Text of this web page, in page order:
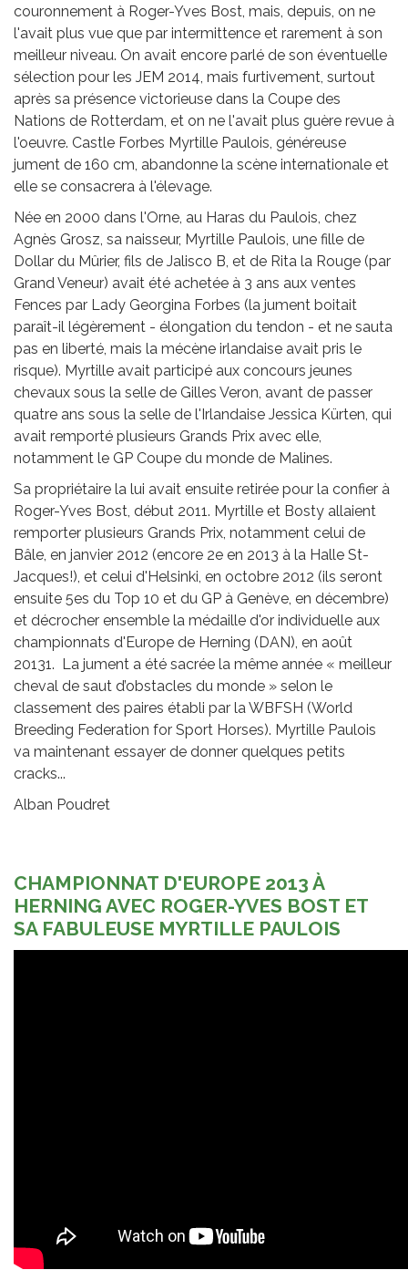
couronnement à Roger-Yves Bost, mais, depuis, on ne
l'avait plus vue que par intermittence et rarement à son
meilleur niveau. On avait encore parlé de son éventuelle
sélection pour les JEM 2014, mais furtivement, surtout
après sa présence victorieuse dans la Coupe des
Nations de Rotterdam, et on ne l'avait plus guère revue à
l'oeuvre. Castle Forbes Myrtille Paulois, généreuse
jument de 160 cm, abandonne la scène internationale et
elle se consacrera à l'élevage.
Née en 2000 dans l'Orne, au Haras du Paulois, chez
Agnès Grosz, sa naisseur, Myrtille Paulois, une fille de
Dollar du Mûrier, fils de Jalisco B, et de Rita la Rouge (par
Grand Veneur) avait été achetée à 3 ans aux ventes
Fences par Lady Georgina Forbes (la jument boitait
paraît-il légèrement - élongation du tendon - et ne sauta
pas en liberté, mais la mécène irlandaise avait pris le
risque). Myrtille avait participé aux concours jeunes
chevaux sous la selle de Gilles Veron, avant de passer
quatre ans sous la selle de l'Irlandaise Jessica Kürten, qui
avait remporté plusieurs Grands Prix avec elle,
notamment le GP Coupe du monde de Malines.
Sa propriétaire la lui avait ensuite retirée pour la confier à
Roger-Yves Bost, début 2011. Myrtille et Bosty allaient
remporter plusieurs Grands Prix, notamment celui de
Bâle, en janvier 2012 (encore 2e en 2013 à la Halle St-
Jacques!), et celui d'Helsinki, en octobre 2012 (ils seront
ensuite 5es du Top 10 et du GP à Genève, en décembre)
et décrocher ensemble la médaille d'or individuelle aux
championnats d'Europe de Herning (DAN), en août
20131. La jument a été sacrée la même année « meilleur
cheval de saut d’obstacles du monde » selon le
classement des paires établi par la WBFSH (World
Breeding Federation for Sport Horses). Myrtille Paulois
va maintenant essayer de donner quelques petits
cracks...
Alban Poudret
CHAMPIONNAT D'EUROPE 2013 À
HERNING AVEC ROGER-YVES BOST ET
SA FABULEUSE MYRTILLE PAULOIS